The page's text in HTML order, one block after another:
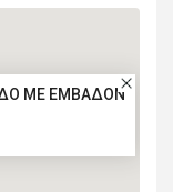
ΜΕ ΕΜΒΑΔΟΝ